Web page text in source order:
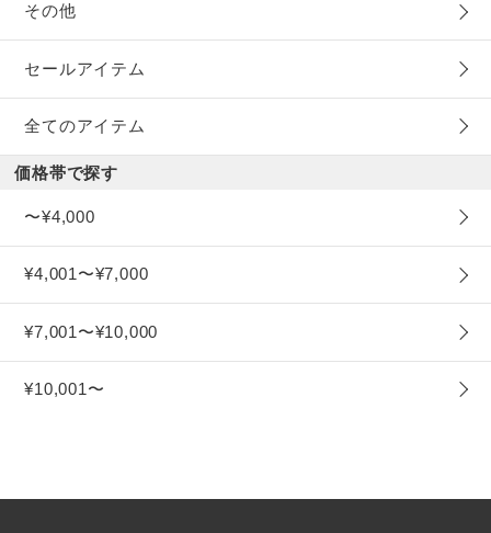
その他
セールアイテム
全てのアイテム
価格帯で探す
〜¥4,000
¥4,001〜¥7,000
¥7,001〜¥10,000
¥10,001〜